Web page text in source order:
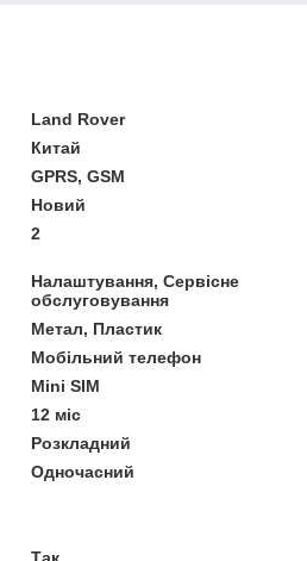
Land Rover
Китай
GPRS, GSM
Новий
2
Налаштування, Сервісне
обслуговування
Метал, Пластик
Мобільний телефон
Mini SIM
12 міс
Розкладний
Одночасний
Так